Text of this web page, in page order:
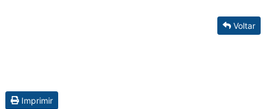
Voltar
Imprimir